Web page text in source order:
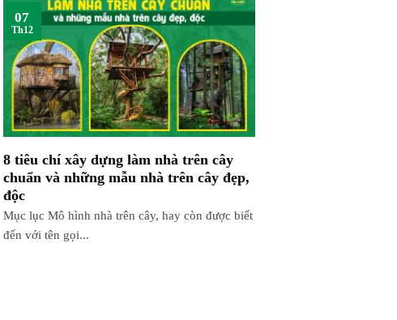
8 tiêu chí xây dựng làm nhà trên cây
chuẩn và những mẫu nhà trên cây đẹp,
độc
Mục lục Mô hình nhà trên cây, hay còn được biết
đến với tên gọi...
07
Th12